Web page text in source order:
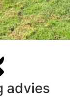
advies